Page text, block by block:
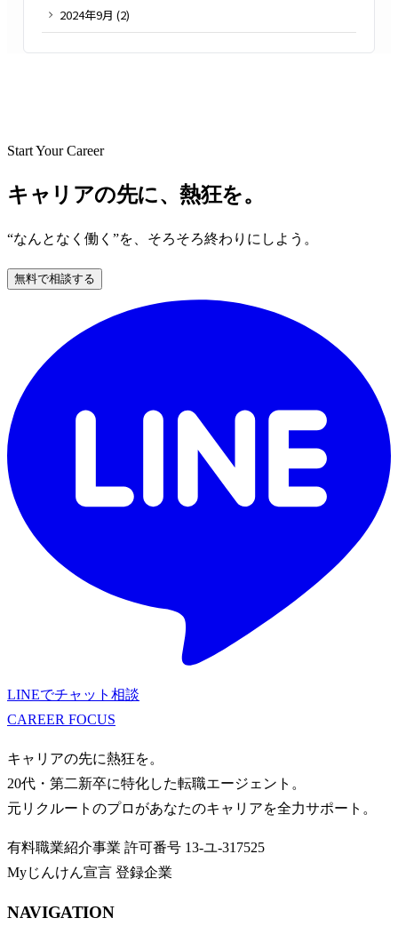
2024年9月 (2)
Start Your Career
キャリアの先に、熱狂を。
“なんとなく働く”を、そろそろ終わりにしよう。
無料で相談する
LINEでチャット相談
CAREER FOCUS
キャリアの先に熱狂を。
20代・第二新卒に特化した転職エージェント。
元リクルートのプロがあなたのキャリアを全力サポート。
有料職業紹介事業 許可番号 13-ユ-317525
Myじんけん宣言 登録企業
NAVIGATION